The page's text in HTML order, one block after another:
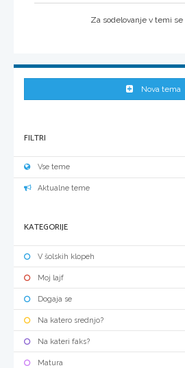
Za sodelovanje v temi se
Nova tema
FILTRI
Vse teme
Aktualne teme
KATEGORIJE
V šolskih klopeh
Moj lajf
Dogaja se
Na katero srednjo?
Na kateri faks?
Matura